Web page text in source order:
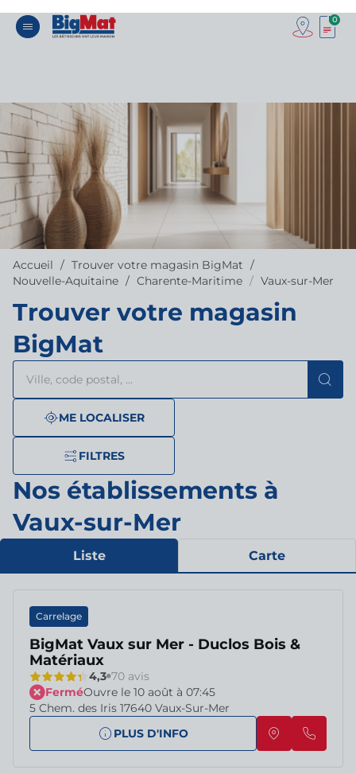
0
Accueil
Trouver votre magasin BigMat
Nouvelle-Aquitaine
Charente-Maritime Vaux-sur-Mer
Trouver votre magasin
BigMat
Rechercher
Veuillez
renseigner
adresse
{{count}}
résultat(s)
ME LOCALISER
FILTRES
Nos établissements à
Vaux-sur-Mer
Liste Carte
Carrelage
BigMat Vaux sur Mer - Duclos Bois &
Matériaux
4,3 70 avis
FerméOuvre le 10 août à 07:45
5 Chem. des Iris 17640 Vaux-Sur-Mer
PLUS D'INFO